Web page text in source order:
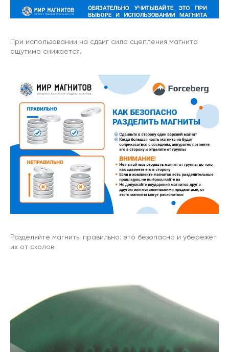
При использовании на сдвиг сила сцепления магнита
ощутимо снижается.
Разделяйте магниты правильно: это безопасно и убережёт
их от сколов.